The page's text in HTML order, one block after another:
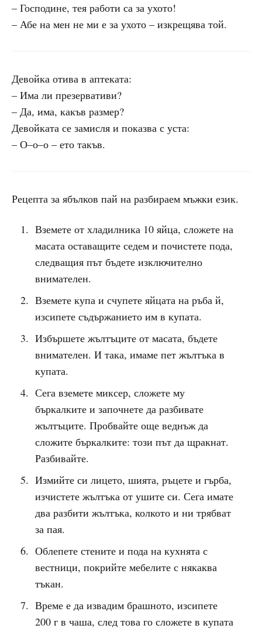
– Господине, тея работи са за ухото!
– Абе на мен не ми е за ухото – изкрещява той.
Девойка отива в аптеката:
– Има ли презервативи?
– Да, има, какъв размер?
Девойката се замисля и показва с уста:
– О–о–о – ето такъв.
Рецепта за ябълков пай на разбираем мъжки език.
Вземете от хладилника 10 яйца, сложете на
масата оставащите седем и почистете пода,
следващия път бъдете изключително
внимателен.
Вземете купа и счупете яйцата на ръба й,
изсипете съдържанието им в купата.
Избършете жълтъците от масата, бъдете
внимателен. И така, имаме пет жълтъка в
купата.
Сега вземете миксер, сложете му
бъркалките и започнете да разбивате
жълтъците. Пробвайте още веднъж да
сложите бъркалките: този път да щракнат.
Разбивайте.
Измийте си лицето, шията, ръцете и гърба,
изчистете жълтъка от ушите си. Сега имате
два разбити жълтъка, колкото и ни трябват
за пая.
Облепете стените и пода на кухнята с
вестници, покрийте мебелите с някаква
тъкан.
Време е да извадим брашното, изсипете
200 г в чаша, след това го сложете в купата